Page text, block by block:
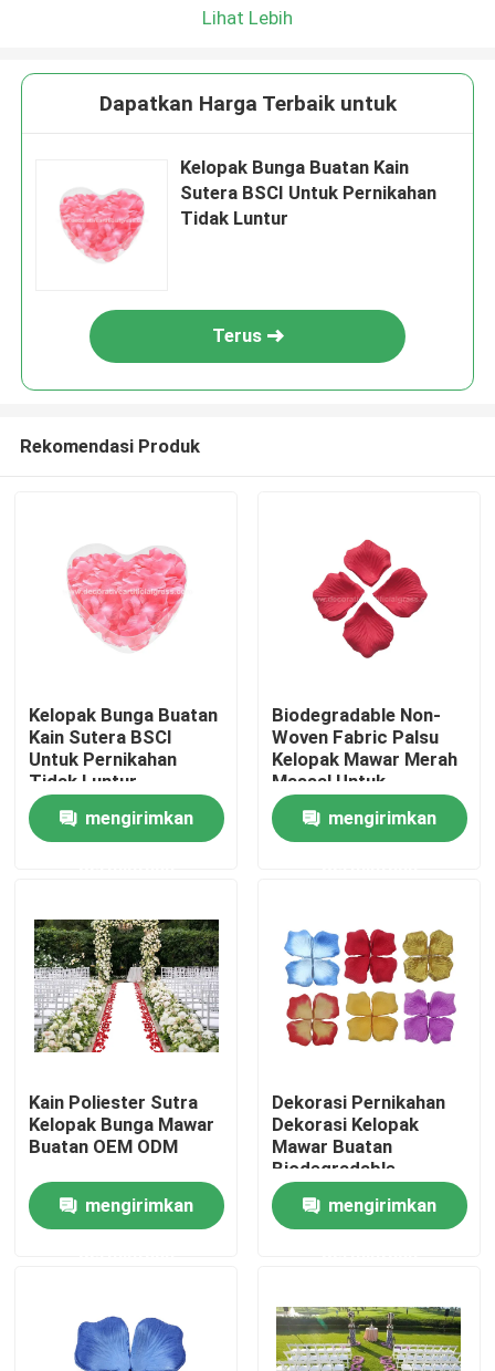
Rumah
Produk
Tur Pabrik
Kontrol kualitas
Berita
Kasus
Rumput Buatan Hias
Lihat Lebih
Dapatkan Harga Terbaik untuk
Kelopak Bunga Buatan Kain
Sutera BSCI Untuk Pernikahan
Tidak Luntur
Terus
Rekomendasi Produk
Kelopak Bunga Buatan
Kain Sutera BSCI
Untuk Pernikahan
Tidak Luntur
mengirimkan
Biodegradable Non-
Woven Fabric Palsu
Kelopak Mawar Merah
Massal Untuk
Pernikahan
mengirimkan
Kain Poliester Sutra
Kelopak Bunga Mawar
Buatan OEM ODM
mengirimkan
Dekorasi Pernikahan
Dekorasi Kelopak
Mawar Buatan
Biodegradable
4.5*4.5cm 5*5cm
mengirimkan